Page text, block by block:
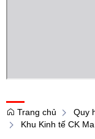
Trang chủ
Quy
Khu Kinh tế CK